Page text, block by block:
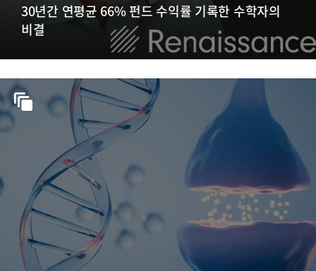
30년간 연평균 66% 펀드 수익률 기록한 수학자의
비결